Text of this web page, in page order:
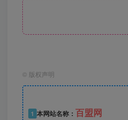
© 版权声明
1 本网站名称： 百盟网